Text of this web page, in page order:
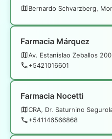
Bernardo Schvarzberg,
Farmacia Márquez
Av. Estanislao Zeballos
+5421016601
Farmacia Nocetti
CRA, Dr. Saturnino
+541146566868